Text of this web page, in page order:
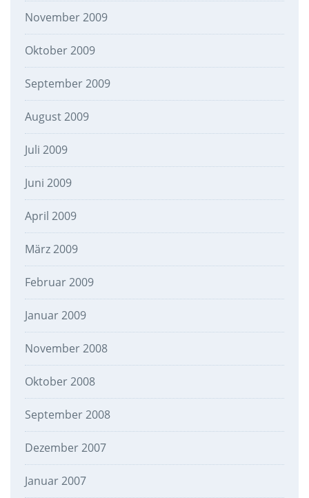
November 2009
Oktober 2009
September 2009
August 2009
Juli 2009
Juni 2009
April 2009
März 2009
Februar 2009
Januar 2009
November 2008
Oktober 2008
September 2008
Dezember 2007
Januar 2007